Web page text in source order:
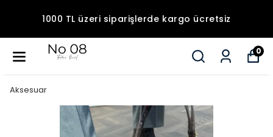
1000 TL üzeri siparişlerde kargo ücretsiz
0
Aksesuar